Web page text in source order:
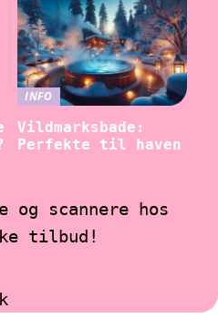
INFO
Vildmarksbade:
Perfekte til haven
og scannere hos
tilbud!